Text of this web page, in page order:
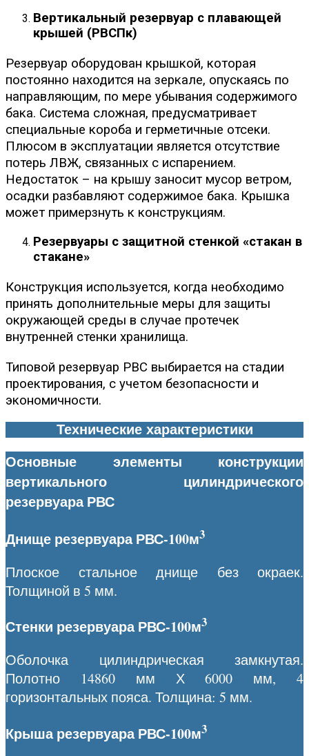
Вертикальный резервуар с плавающей
крышей (РВСПк)
Резервуар оборудован крышкой, которая
постоянно находится на зеркале, опускаясь по
направляющим, по мере убывания содержимого
бака. Система сложная, предусматривает
специальные короба и герметичные отсеки.
Плюсом в эксплуатации является отсутствие
потерь ЛВЖ, связанных с испарением.
Недостаток – на крышу заносит мусор ветром,
осадки разбавляют содержимое бака. Крышка
может примерзнуть к конструкциям.
Резервуары с защитной стенкой «стакан в
стакане»
Конструкция используется, когда необходимо
принять дополнительные меры для защиты
окружающей среды в случае протечек
внутренней стенки хранилища.
Типовой резервуар РВС выбирается на стадии
проектирования, с учетом безопасности и
экономичности.
Технические характеристики
Основные элементы конструкции
вертикального цилиндрического
резервуара РВС
Днище резервуара РВС-100м3
Плоское стальное днище без окраек.
Толщиной в 5 мм.
Стенки резервуара РВС-100м3
Оболочка цилиндрическая замкнутая.
Полотно 14860 мм Х 6000 мм, 4
горизонтальных пояса. Толщина: 5 мм.
Крыша резервуара РВС-100м3